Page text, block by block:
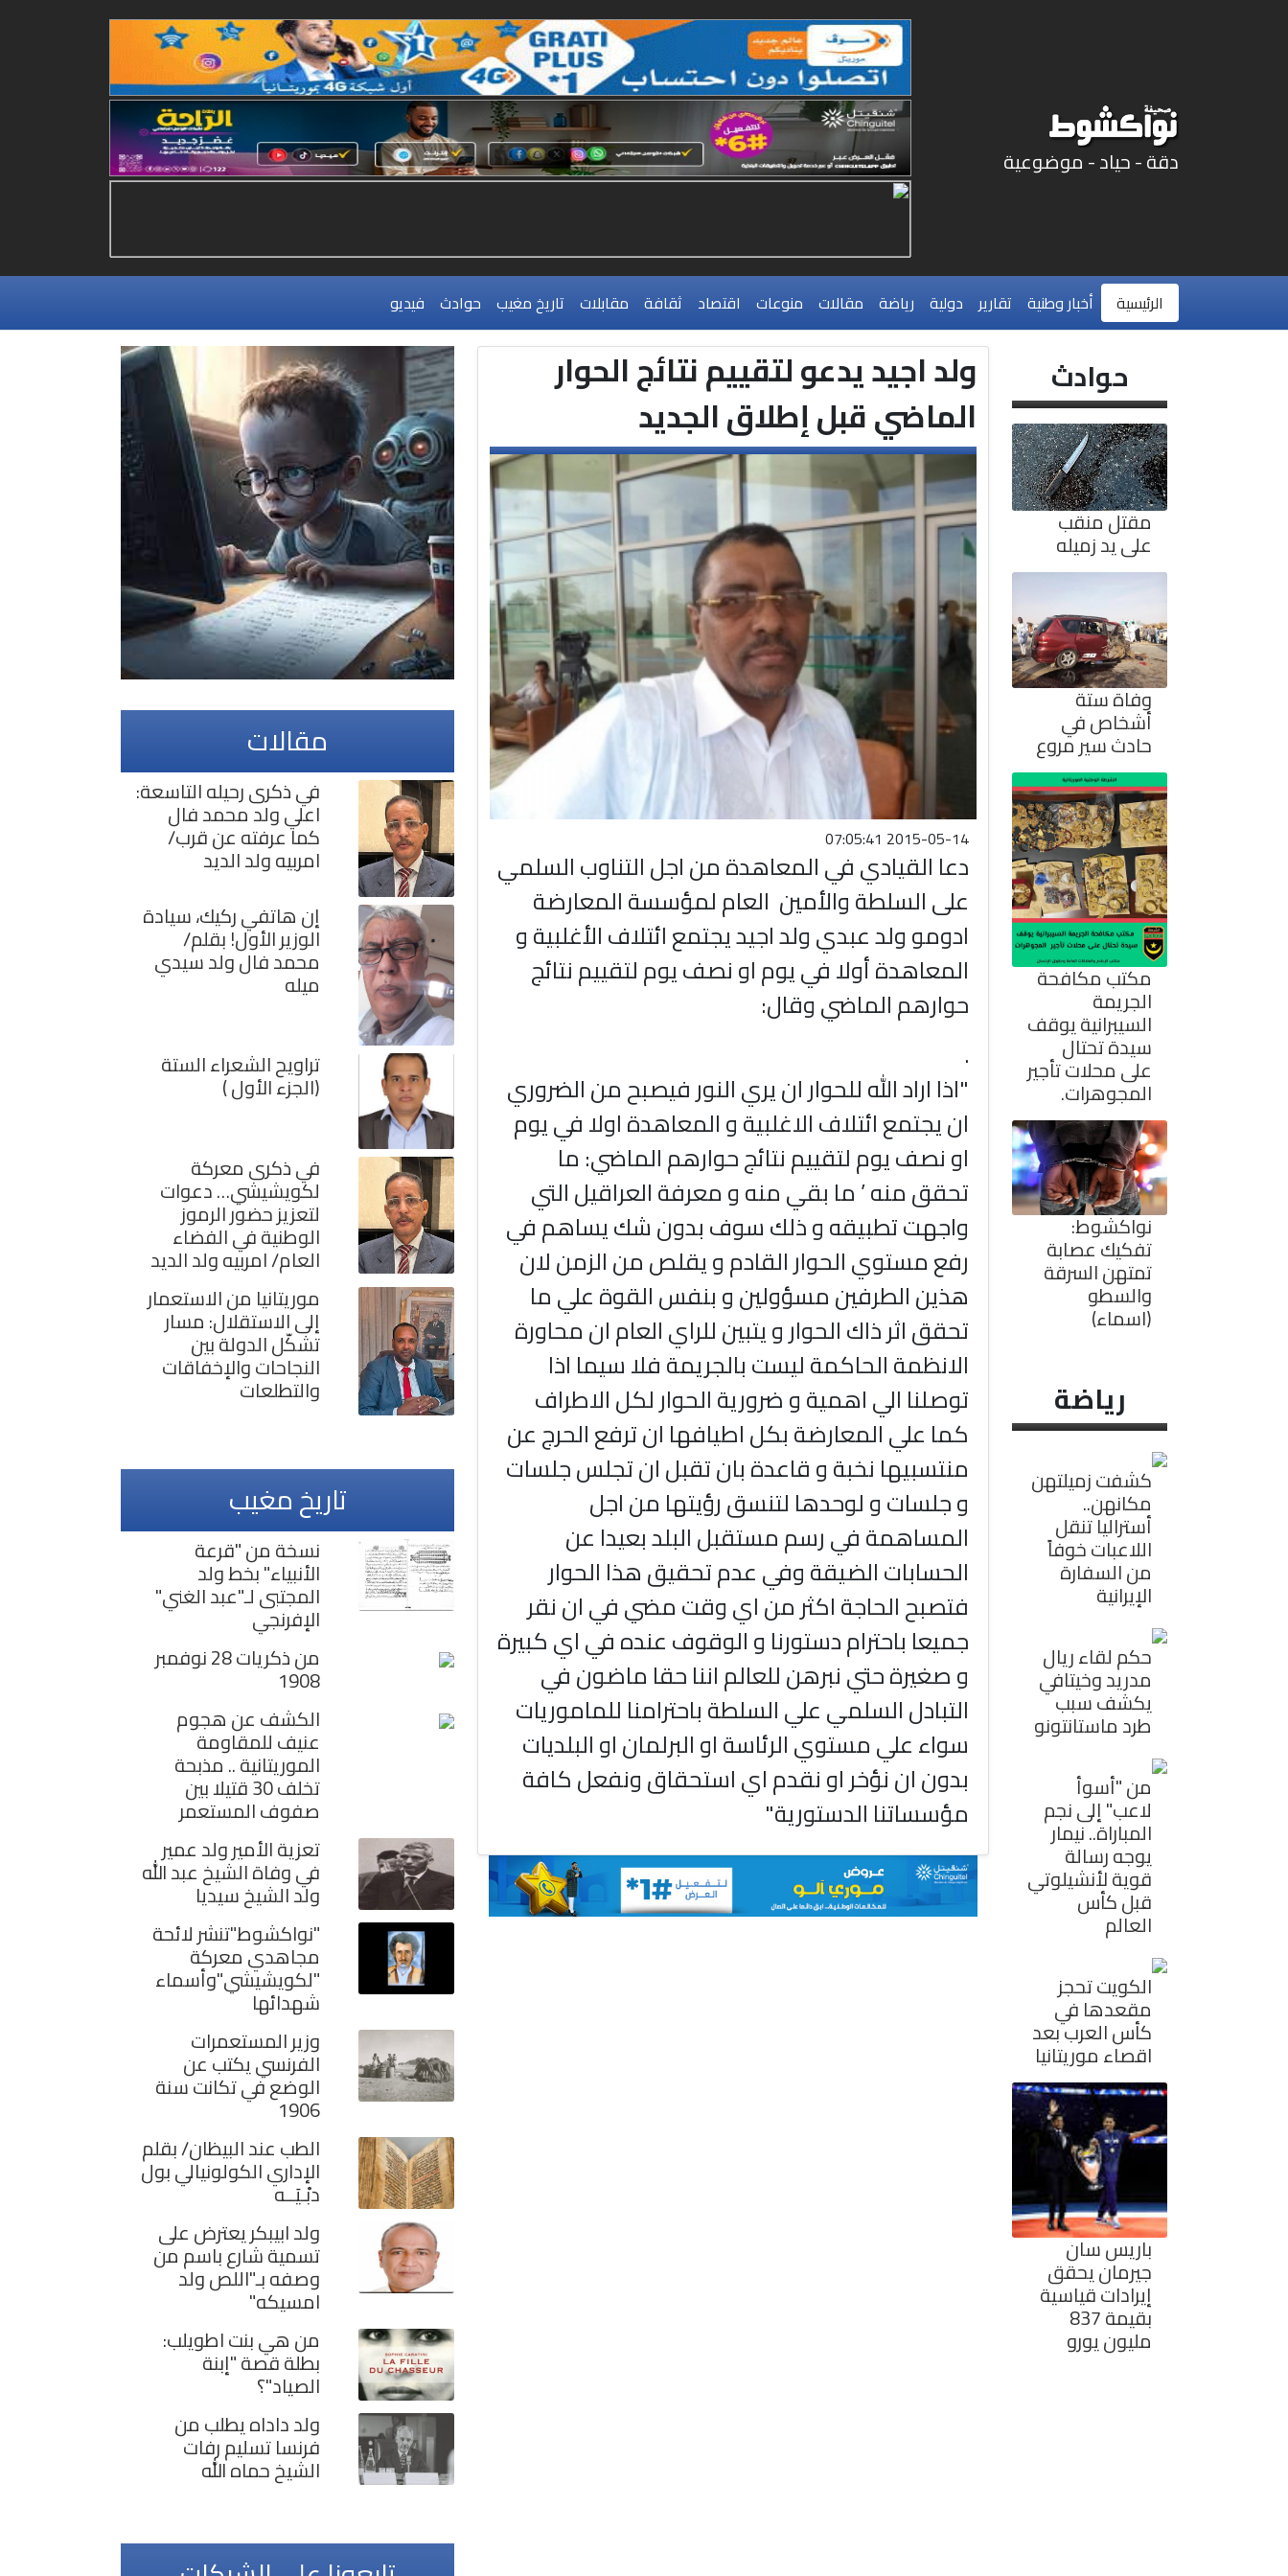
دقة - حياد - موضوعية
الرئيسية أخبار وطنية تقارير دولية رياضة مقالات منوعات اقتصاد ثقافة مقابلات تاريخ مغيب حوادث فيديو
حوادث
مقتل منقب
على يد زميله
وفاة ستة
أشخاص في
حادث سير مروع
مكتب مكافحة
الجريمة
السيبرانية يوقف
سيدة تحتال
على محلات تأجير
المجوهرات.
نواكشوط:
تفكيك عصابة
تمتهن السرقة
والسطو
(اسماء)
رياضة
كشفت زميلتهن
مكانهن..
أستراليا تنقل
اللاعبات خوفاً
من السفارة
الإيرانية
حكم لقاء ريال
مدريد وخيتافي
يكشف سبب
طرد ماستانتونو
من "أسوأ
لاعب" إلى نجم
المباراة.. نيمار
يوجه رسالة
قوية لأنشيلوتي
قبل كأس
العالم
الكويت تحجز
مقعدها في
كأس العرب بعد
اقصاء موريتانيا
باريس سان
جيرمان يحقق
إيرادات قياسية
بقيمة 837
مليون يورو
ولد اجيد يدعو لتقييم نتائج الحوار
الماضي قبل إطلاق الجديد
2015-05-14 07:05:41
دعا القيادي في المعاهدة من اجل التناوب السلمي
على السلطة والأمين العام لمؤسسة المعارضة
ادومو ولد عبدي ولد اجيد يجتمع ائتلاف الأغلبية و
المعاهدة أولا في يوم او نصف يوم لتقييم نتائج
حوارهم الماضي وقال:
.
"اذا اراد الله للحوار ان يري النور فيصبح من الضروري
ان يجتمع ائتلاف الاغلبية و المعاهدة اولا في يوم
او نصف يوم لتقييم نتائج حوارهم الماضي: ما
تحقق منه ’ ما بقي منه و معرفة العراقيل التي
واجهت تطبيقه و ذلك سوف بدون شك يساهم في
رفع مستوي الحوار القادم و يقلص من الزمن لان
هذين الطرفين مسؤولين و بنفس القوة علي ما
تحقق اثر ذاك الحوار و يتبين للراي العام ان محاورة
الانظمة الحاكمة ليست بالجريمة فلا سيما اذا
توصلنا الي اهمية و ضرورية الحوار لكل الاطراف
كما علي المعارضة بكل اطيافها ان ترفع الحرج عن
منتسبيها نخبة و قاعدة بان تقبل ان تجلس جلسات
و جلسات و لوحدها لتنسق رؤيتها من اجل
المساهمة في رسم مستقبل البلد بعيدا عن
الحسابات الضيقة وفي عدم تحقيق هذا الحوار
فتصبح الحاجة اكثر من اي وقت مضي في ان نقر
جميعا باحترام دستورنا و الوقوف عنده في اي كبيرة
و صغيرة حتي نبرهن للعالم اننا حقا ماضون في
التبادل السلمي علي السلطة باحترامنا للماموريات
سواء علي مستوي الرئاسة او البرلمان او البلديات
بدون ان نؤخر او نقدم اي استحقاق ونفعل كافة
مؤسساتنا الدستورية"
مقالات
في ذكرى رحيله التاسعة:
اعلي ولد محمد فال
كما عرفته عن قرب/
امربيه ولد الديد
إن هاتفي ركيك، سيادة
الوزير الأول! بقلم/
محمد فال ولد سيدي
ميله
تراويح الشعراء الستة
(الجزء الأول )
في ذكرى معركة
لكويشيشي… دعوات
لتعزيز حضور الرموز
الوطنية في الفضاء
العام/ امربيه ولد الديد
موريتانيا من الاستعمار
إلى الاستقلال: مسار
تشكّل الدولة بين
النجاحات والإخفاقات
والتطلعات
تاريخ مغيب
نسخة من "قرعة
الأنبياء" بخط ولد
المجتبى لـ"عبد الغني"
الإفرنجي
من ذكريات 28 نوفمبر
1908
الكشف عن هجوم
عنيف للمقاومة
الموريتانية .. مذبحة
تخلف 30 قتيلا بين
صفوف المستعمر
تعزية الأمير ولد عمير
في وفاة الشيخ عبد الله
ولد الشيخ سيديا
"نواكشوط"تنشر لائحة
مجاهدي معركة
"لكويشيشي"وأسماء
شهدائها
وزير المستعمرات
الفرنسي يكتب عن
الوضع في تكانت سنة
1906
الطب عند البيظان/ بقلم
الإداري الكولونيالي بول
دبْـيَــه
ولد ابيبكر يعترض على
تسمية شارع باسم من
وصفه بـ"اللص ولد
امسيكه"
من هي بنت اطويلب:
بطلة قصة "إبنة
الصياد"؟
ولد داداه يطلب من
فرنسا تسليم رفات
الشيخ حماه الله